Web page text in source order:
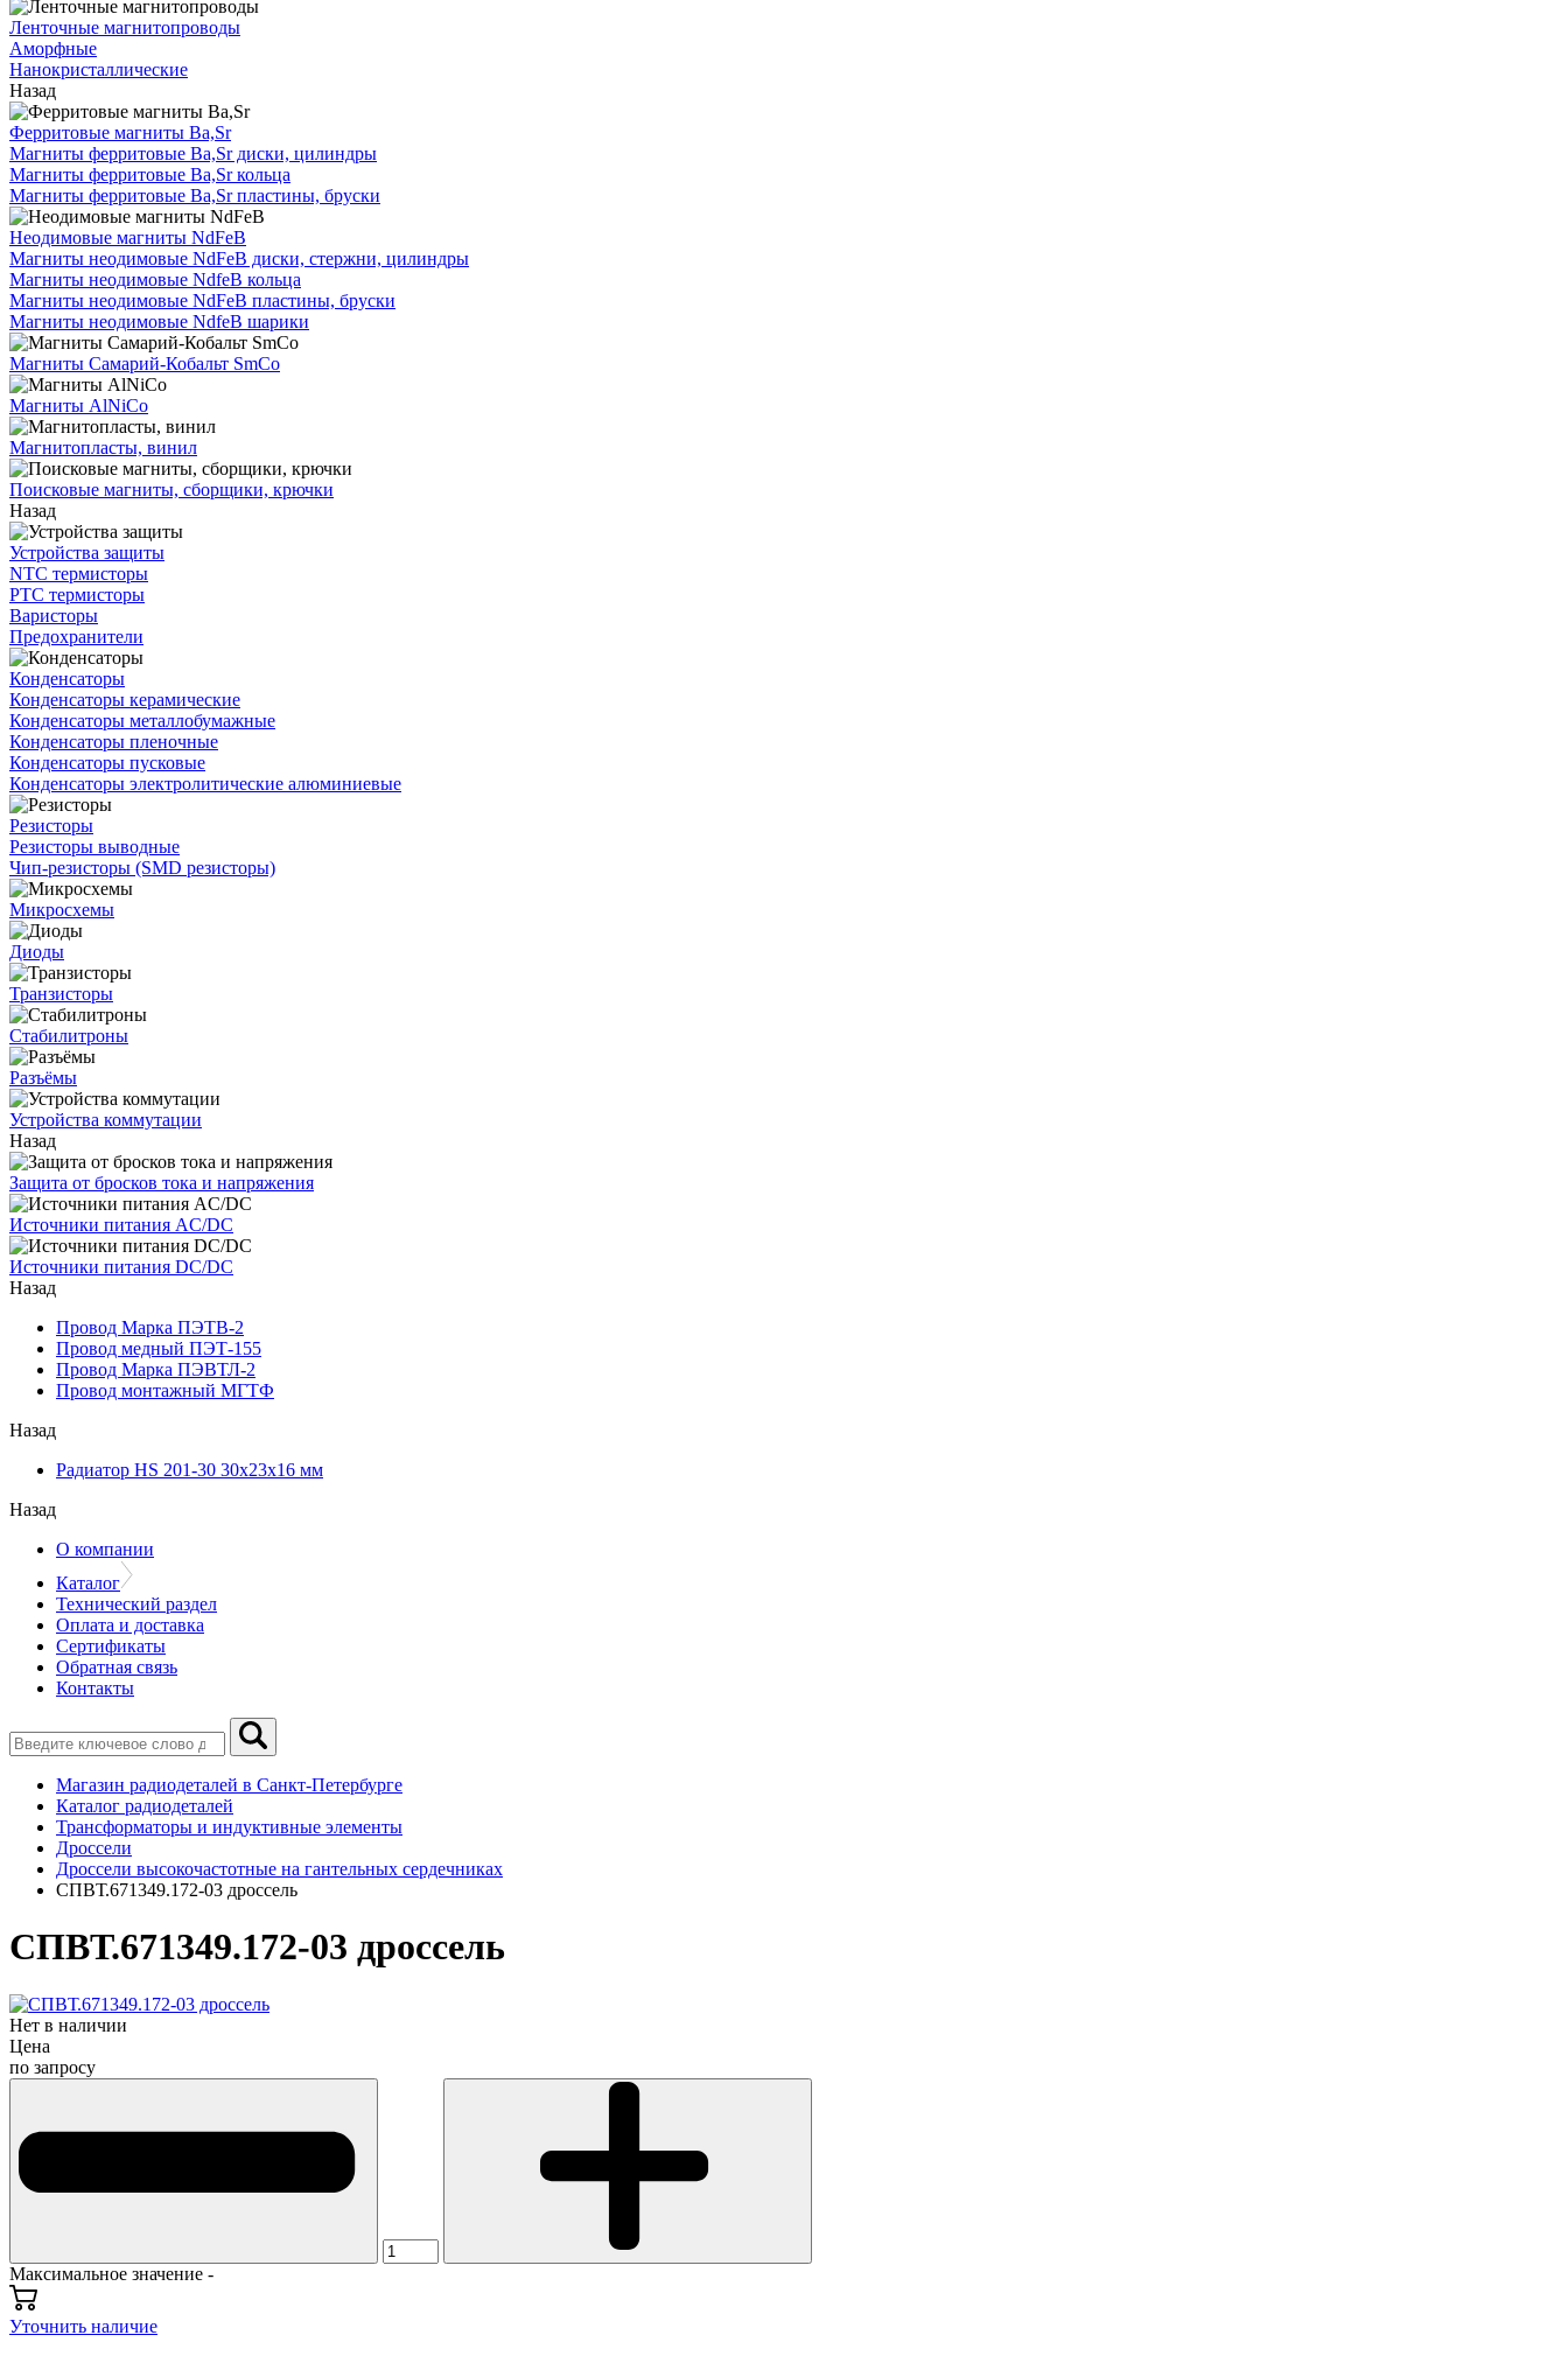
Ленточные магнитопроводы
Аморфные
Нанокристаллические
Назад
Ферритовые магниты Ba,Sr
Магниты ферритовые Ba,Sr диски, цилиндры
Магниты ферритовые Ba,Sr кольца
Магниты ферритовые Ba,Sr пластины, бруски
Неодимовые магниты NdFeB
Магниты неодимовые NdFeB диски, стержни, цилиндры
Магниты неодимовые NdfeB кольца
Магниты неодимовые NdFeB пластины, бруски
Магниты неодимовые NdfeB шарики
Магниты Самарий-Кобальт SmCo
Магниты AlNiCo
Магнитопласты, винил
Поисковые магниты, сборщики, крючки
Назад
Устройства защиты
NTC термисторы
PTC термисторы
Варисторы
Предохранители
Конденсаторы
Конденсаторы керамические
Конденсаторы металлобумажные
Конденсаторы пленочные
Конденсаторы пусковые
Конденсаторы электролитические алюминиевые
Резисторы
Резисторы выводные
Чип-резисторы (SMD резисторы)
Микросхемы
Диоды
Транзисторы
Стабилитроны
Разъёмы
Устройства коммутации
Назад
Защита от бросков тока и напряжения
Источники питания AC/DC
Источники питания DC/DC
Назад
Провод Марка ПЭТВ-2
Провод медный ПЭТ-155
Провод Марка ПЭВТЛ-2
Провод монтажный МГТФ
Назад
Радиатор HS 201-30 30х23х16 мм
Назад
О компании
Каталог
Технический раздел
Оплата и доставка
Сертификаты
Обратная связь
Контакты
Магазин радиодеталей в Санкт-Петербурге
Каталог радиодеталей
Трансформаторы и индуктивные элементы
Дроссели
Дроссели высокочастотные на гантельных сердечниках
СПВТ.671349.172-03 дроссель
СПВТ.671349.172-03 дроссель
Нет в наличии
Цена
по запросу
Максимальное значение -
Уточнить наличие